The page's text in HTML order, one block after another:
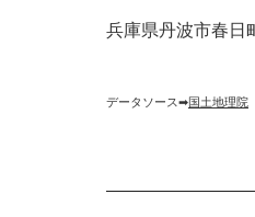
兵庫県丹波市春日
データソース➡︎国土地理院